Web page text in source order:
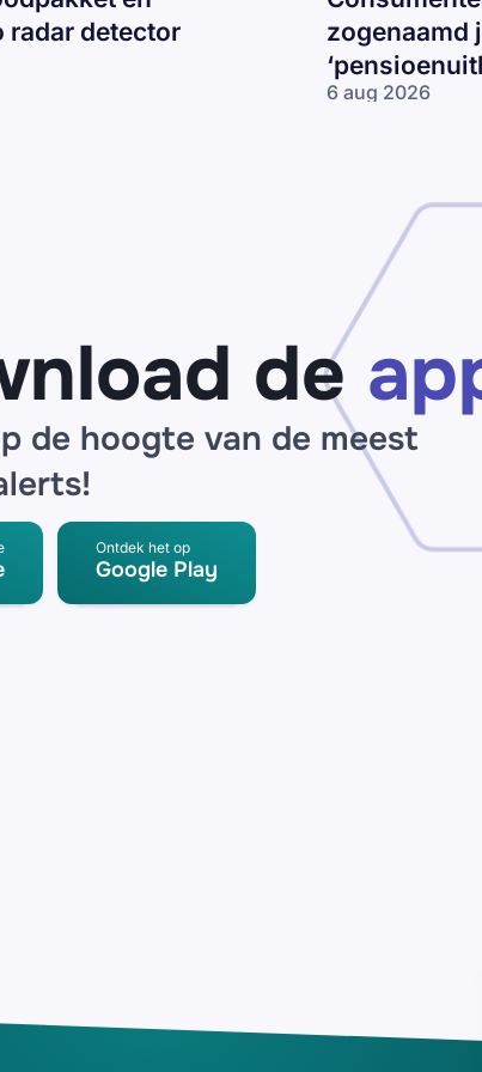
radar detector
zogenaamd
6 aug 2026
‘pensioenuitkering’
de
de hoogte van de meest
Ontdek het op
Google Play